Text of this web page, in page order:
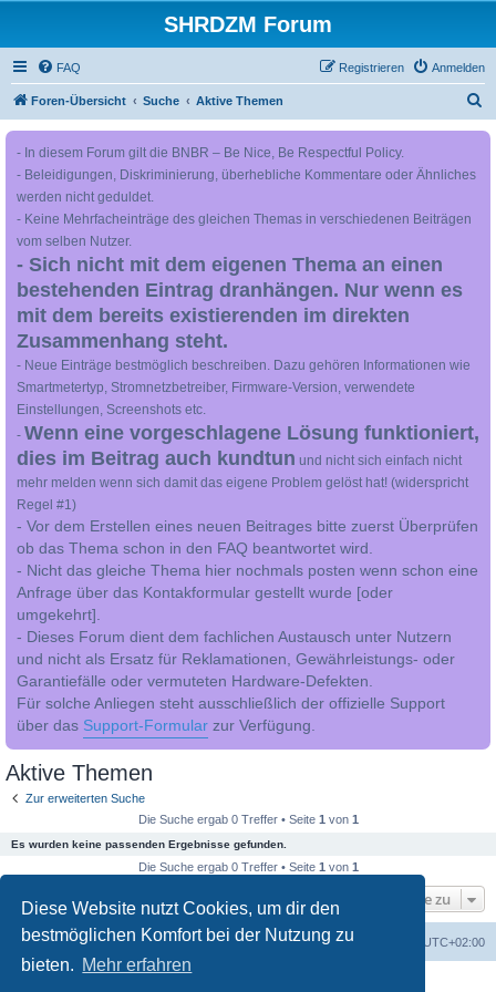
Diese Website nutzt Cookies, um dir den
bestmöglichen Komfort bei der Nutzung zu
bieten. Mehr erfahren
SHRDZM Forum
FAQ Anmelden
Registrieren
Foren-Übersicht Suche Aktive Themen
- In diesem Forum gilt die BNBR – Be Nice, Be Respectful Policy.
- Beleidigungen, Diskriminierung, überhebliche Kommentare oder Ähnliches
werden nicht geduldet.
- Keine Mehrfacheinträge des gleichen Themas in verschiedenen Beiträgen
vom selben Nutzer.
- Sich nicht mit dem eigenen Thema an einen
bestehenden Eintrag dranhängen. Nur wenn es
mit dem bereits existierenden im direkten
Zusammenhang steht.
- Neue Einträge bestmöglich beschreiben. Dazu gehören Informationen wie
Smartmetertyp, Stromnetzbetreiber, Firmware-Version, verwendete
Einstellungen, Screenshots etc.
- Wenn eine vorgeschlagene Lösung funktioniert,
dies im Beitrag auch kundtun und nicht sich einfach nicht
mehr melden wenn sich damit das eigene Problem gelöst hat! (widerspricht
Regel #1)
- Vor dem Erstellen eines neuen Beitrages bitte zuerst Überprüfen
ob das Thema schon in den FAQ beantwortet wird.
- Nicht das gleiche Thema hier nochmals posten wenn schon eine
Anfrage über das Kontakformular gestellt wurde [oder
umgekehrt].
- Dieses Forum dient dem fachlichen Austausch unter Nutzern
und nicht als Ersatz für Reklamationen, Gewährleistungs- oder
Garantiefälle oder vermuteten Hardware-Defekten.
Für solche Anliegen steht ausschließlich der offizielle Support
über das Support-Formular zur Verfügung.
Aktive Themen
Zur erweiterten Suche
Die Suche ergab 0 Treffer • Seite 1 von 1
Es wurden keine passenden Ergebnisse gefunden.
Die Suche ergab 0 Treffer • Seite 1 von 1
Gehe zu
Foren-Übersicht Alle Zeiten sind UTC+02:00
Alle Cookies löschen